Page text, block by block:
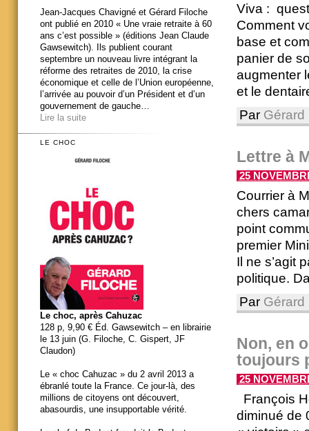
Viva :
Comment
base et
panier de
augmenter
et le
Par Gérard
Lettre à
25
Courrier à
chers
point
premier
Il ne s’agit
politique.
Par Gérard
Non, en
toujours
25
François
diminué de
Jean-Jacques Chavigné et Gérard Filoche
ont publié en 2010 « Une vraie retraite à 60
ans c’est possible » (éditions Jean Claude
Gawsewitch). Ils publient courant
septembre un nouveau livre intégrant la
réforme des retraites de 2010, la crise
économique et celle de l’Union européenne,
l’arrivée au pouvoir d’un Président et d’un
gouvernement de gauche…
Lire la suite
LE CHOC
Le choc, après Cahuzac
128 p, 9,90 € Éd. Gawsewitch – en librairie
le 13 juin (G. Filoche, C. Gispert, JF
Claudon)
Le « choc Cahuzac » du 2 avril 2013 a
ébranlé toute la France. Ce jour-là, des
millions de citoyens ont découvert,
abasourdis, une insupportable vérité.